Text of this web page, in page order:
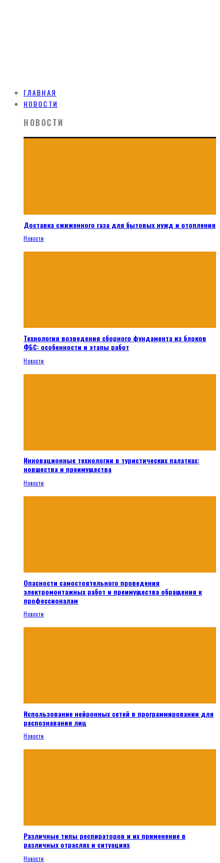
ГЛАВНАЯ
НОВОСТИ
НОВОСТИ
Доставка сжиженного газа для бытовых нужд и отопления
Новости
Технология возведения сборного фундамента из блоков
ФБС: особенности и этапы работ
Новости
Инновационные технологии в туристических палатках:
новшества и преимущества
Новости
Опасности самостоятельного проведения
электромонтажных работ и преимущества обращения к
профессионалам
Новости
Использование нейронных сетей в программировании для
распознавания лиц
Новости
Различные типы респираторов и их применение в
различных отраслях и ситуациях
Новости